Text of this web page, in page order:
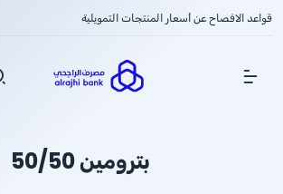
قواعد الافصاح عن أسعار المنتجات التمويلية
Show Menu
بترومين 50/50